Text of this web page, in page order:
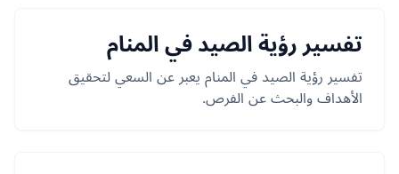
تفسير رؤية الصيد في المنام
تفسير رؤية الصيد في المنام يعبر عن السعي لتحقيق
الأهداف والبحث عن الفرص.